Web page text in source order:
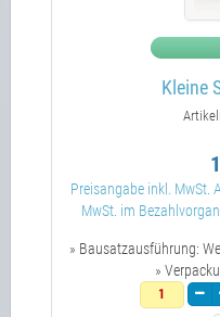
Kleine
Preisangabe inkl. MwSt.
MwSt. im
» Bausatzausführung:
»